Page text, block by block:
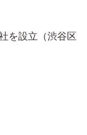
を設立（渋谷区